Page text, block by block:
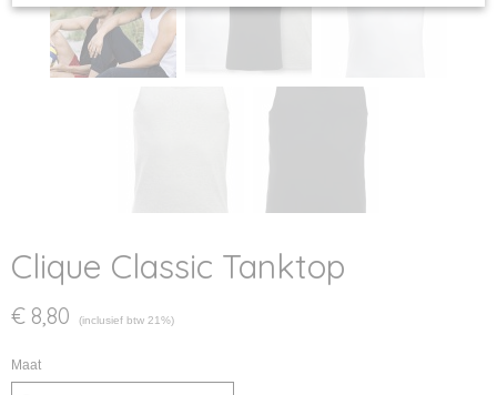
Clique Classic Tanktop
€ 8,80 (inclusief btw 21%)
Maat